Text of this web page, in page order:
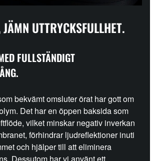
UTTRYCKSFULLHET.
FULLSTÄNDIGT
bekvämt omsluter örat har gott om
Det har en öppen baksida som
vilket minskar negativ inverkan
förhindrar ljudreflektioner inuti
och hjälper till att eliminera